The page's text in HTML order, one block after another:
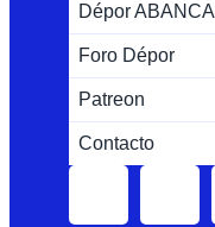
Dépor ABANCA
Foro Dépor
Patreon
Contacto